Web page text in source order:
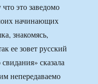
это заведомо
начинающих
знакомясь,
ее зовет русский
сказала
непередаваемо